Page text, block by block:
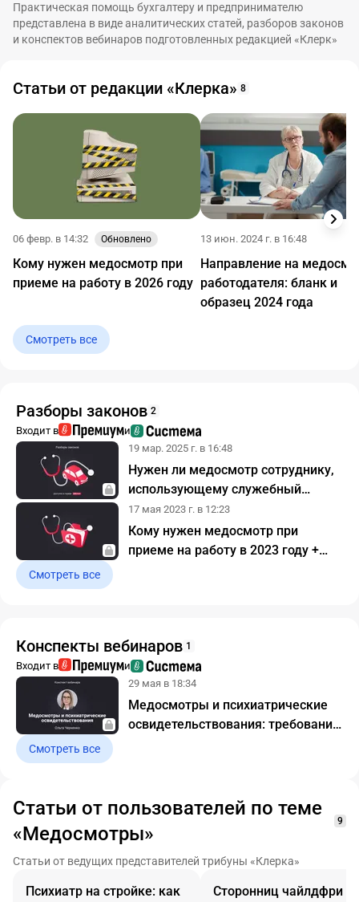
Практическая помощь бухгалтеру и предпринимателю
представлена в виде аналитических статей, разборов законов
и конспектов вебинаров подготовленных редакцией «Клерк»
Статьи от редакции «Клерка» 8
06 февр. в 14:32 Обновлено
Кому нужен медосмотр при
приеме на работу в 2026 году
13 июн. 2024 г. в 16:48
Направление на
работодателя: бланк и
образец 2024 года
Смотреть все
Разборы законов 2
Входит в
и
19 мар. 2025 г. в 16:48
Нужен ли медосмотр сотруднику,
использующему служебный
автомобиль
17 мая 2023 г. в 12:23
Кому нужен медосмотр при
приеме на работу в 2023 году +
Смотреть все
Конспекты вебинаров 1
Входит в
и
29 мая в 18:34
Медосмотры и психиатрические
освидетельствования: требования
Смотреть все
Статьи от пользователей по теме
«Медосмотры»
9
Статьи от ведущих представителей трибуны «Клерка»
Психиатр на стройке: как
Сторонниц чайлдфри